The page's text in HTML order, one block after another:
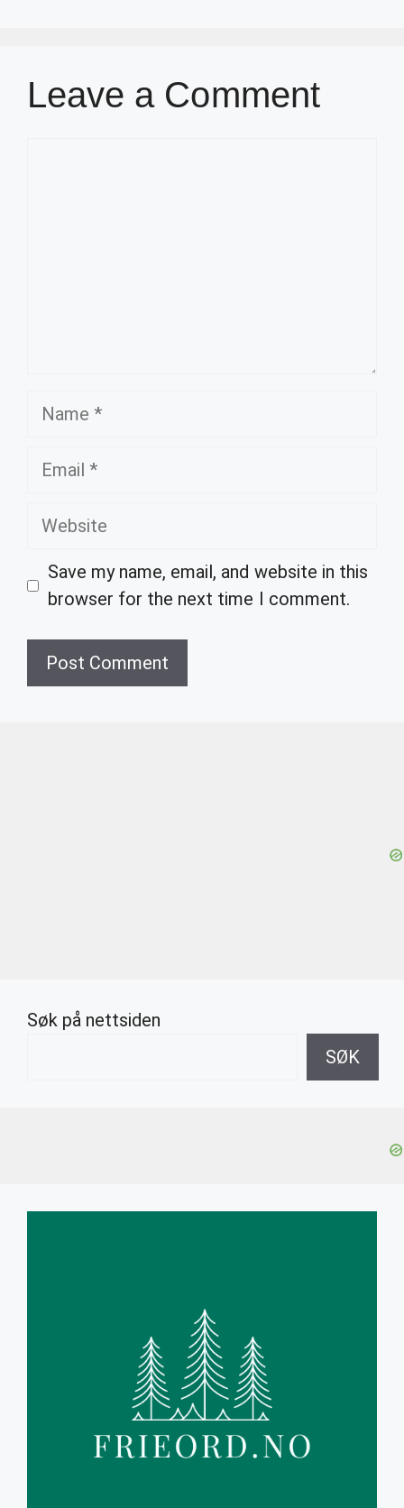
Leave a Comment
Name
Email
Website
Save my name, email, and website in this
browser for the next time I comment.
Søk på nettsiden
SØK